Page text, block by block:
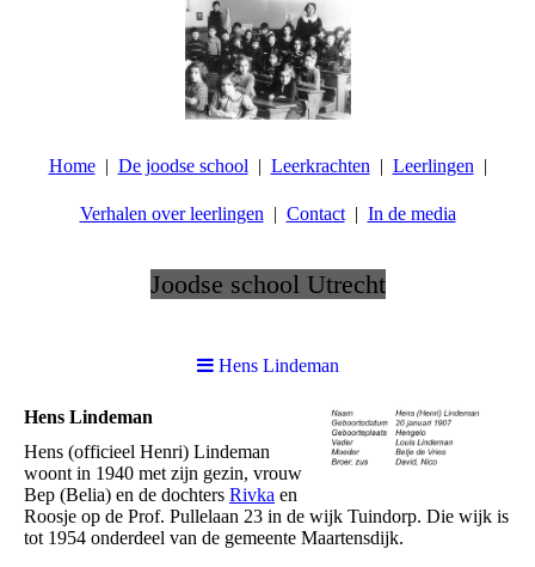
Home De joodse school Leerkrachten Leerlingen
Verhalen over leerlingen Contact In de media
Joodse school Utrecht
Hens Lindeman
Hens Lindeman
Hens (officieel Henri) Lindeman
woont in 1940 met zijn gezin, vrouw
Bep (Belia) en de dochters Rivka en
Roosje op de Prof. Pullelaan 23 in de wijk Tuindorp. Die wijk is
tot 1954 onderdeel van de gemeente Maartensdijk.